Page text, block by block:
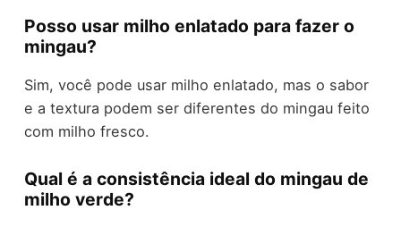
Posso usar milho enlatado para fazer o
mingau?
Sim, você pode usar milho enlatado, mas o sabor
e a textura podem ser diferentes do mingau feito
com milho fresco.
Qual é a consistência ideal do mingau de
milho verde?